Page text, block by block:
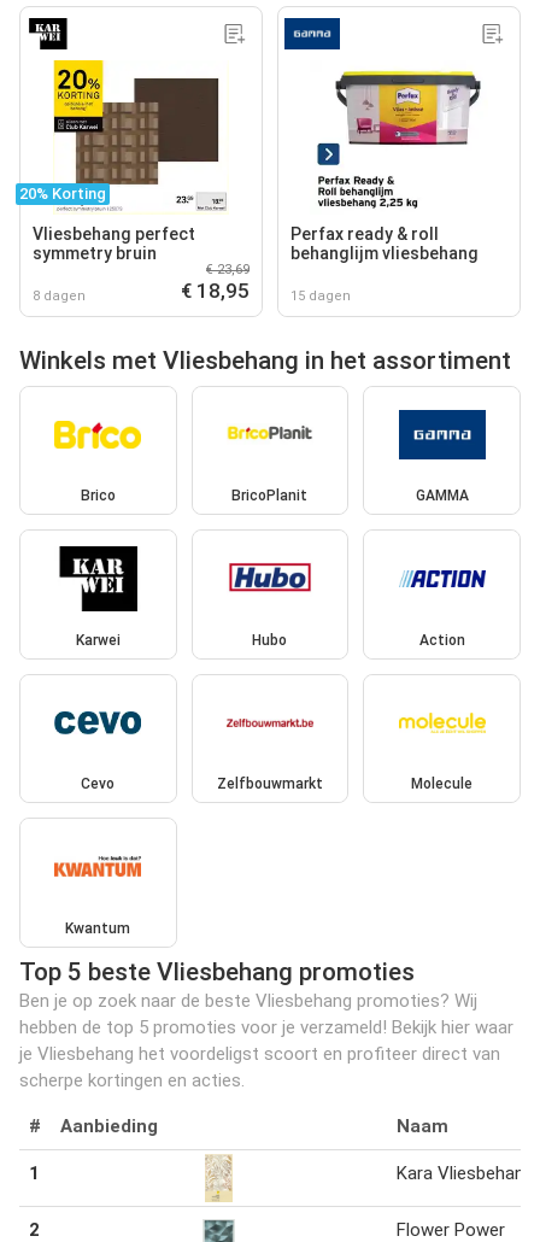
20% Korting
Vliesbehang perfect
symmetry bruin
8 dagen
€ 23,69
€ 18,95
Perfax ready & roll
behanglijm vliesbehang
15 dagen
Winkels met Vliesbehang in het assortiment
Brico BricoPlanit GAMMA
Karwei Hubo Action
Cevo Zelfbouwmarkt Molecule
Kwantum
Top 5 beste Vliesbehang promoties
Ben je op zoek naar de beste Vliesbehang promoties? Wij
hebben de top 5 promoties voor je verzameld! Bekijk hier waar
je Vliesbehang het voordeligst scoort en profiteer direct van
scherpe kortingen en acties.
# Aanbieding Naam
1 Kara Vliesbehang
2 Flower Power